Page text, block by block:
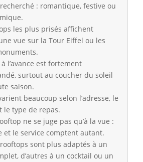
: romantique, festive ou
les plus prisés affichent
vue sur la Tour Eiffel ou les
l’avance est fortement
surtout au coucher du soleil
saison.
beaucoup selon l’adresse, le
le type de repas.
ne se juge pas qu’à la vue :
et le service comptent autant.
sont plus adaptés à un
d’autres à un cocktail ou un